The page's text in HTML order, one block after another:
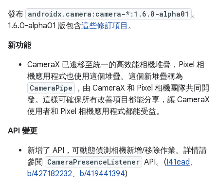
發布 androidx.camera:camera-*:1.6.0-alpha01 。
1.6.0-alpha01 版包含這些修訂項目 。
新功能
CameraX 已遷移至統一的高效能相機堆疊，Pixel 相
機應用程式也使用這個堆疊。這個新堆疊稱為
CameraPipe
，由 CameraX 和 Pixel 相機團隊共同開
發。這樣可確保所有改善項目都能分享，讓 CameraX
使用者和 Pixel 相機應用程式都能受益。
API 變更
新增了 API，可動態偵測相機新增/移除作業。詳情請
參閱
CameraPresenceListener API。(I41ead、
b/427182232、 b/419441394)